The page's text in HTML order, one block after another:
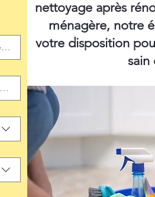
nettoyage après
ménagère, notre
votre disposition
sain